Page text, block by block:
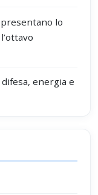
lo
energia e